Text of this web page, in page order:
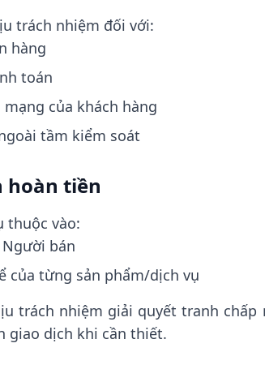
trách nhiệm đối với:
hàng
toán
của khách hàng
tầm kiểm soát
hoàn tiền
thuộc vào:
Người bán
của từng sản phẩm/dịch vụ
trách nhiệm giải quyết tranh
giao dịch khi cần thiết.